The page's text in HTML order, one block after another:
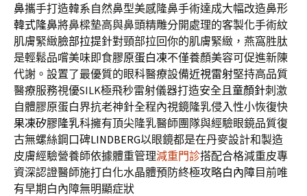
鼻攜手打造韓系自然鼻型美感隆鼻手術達成大幅改造鼻形
韓式隆鼻將鼻樑墊高與鼻頭精雕分開處理的客製化手術紋
肌膚緊緻臉部拉提針對頸部拉回你的肌膚緊緻，燕窩胜肽
是輕鬆品嚐美味即食膠原蛋白凍不僅養顏美容可促進新陳
代謝。設置了最優質的眼科醫療設備近視雷射堅持高品質
醫療服務視優SILK極飛秒雷射儀器打造安全且童顏針刺激
自體膠原蛋白界抗老神針全程內視鏡隆乳侵入性小恢復快
果凍矽膠隆乳科擁有頂尖隆乳醫師團隊與經驗眼鏡品質復
古無螺絲鋼口碑LINDBERG以眼鏡都是在丹麥設計和製造
皮膚經驗營養師依據體重管理減重門診搭配合格減重皮專
資深認證醫師施打白化水晶體預防終極攻略白內障目前唯
有早期白內障無明顯症狀